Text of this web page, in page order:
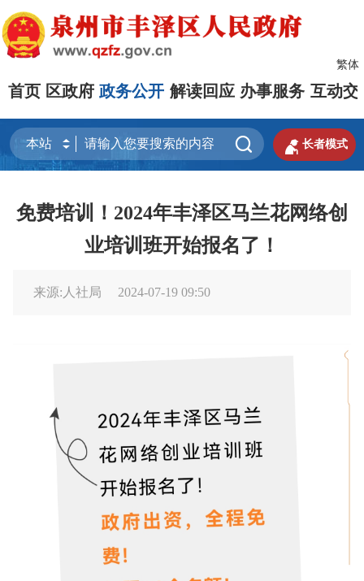
繁体
首页 区政府 政务公开 解读回应 办事服务 互动交
  长者模式
免费培训！2024年丰泽区马兰花网络创
业培训班开始报名了！
来源:人社局 2024-07-19 09:50